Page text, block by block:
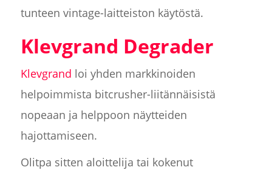
tunteen vintage-laitteiston käytöstä.
Klevgrand Degrader
Klevgrand loi yhden markkinoiden
helpoimmista bitcrusher-liitännäisistä
nopeaan ja helppoon näytteiden
hajottamiseen.
Olitpa sitten aloittelija tai kokenut